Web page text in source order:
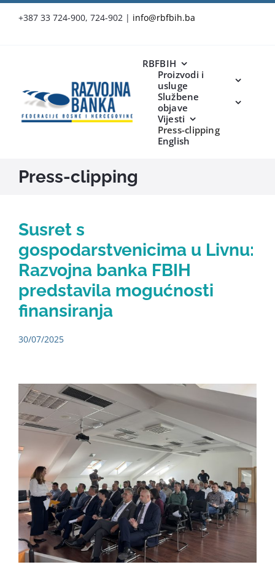
+387 33 724-900, 724-902 | info@rbfbih.ba
RBFBIH
Proizvodi i
usluge
Službene
objave
Vijesti
Press-clipping
English
Press-clipping
Susret s
gospodarstvenicima u Livnu:
Razvojna banka FBIH
predstavila mogućnosti
finansiranja
30/07/2025